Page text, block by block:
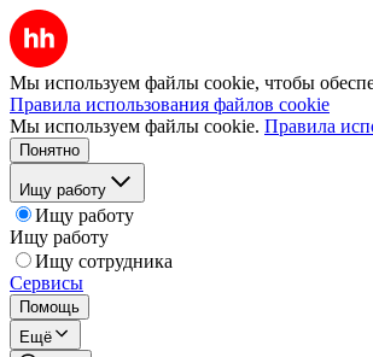
Мы используем файлы cookie, чтобы
Правила использования файлов cookie
Мы используем файлы cookie. Правила
Понятно
Ищу работу
Ищу работу
Ищу работу
Ищу сотрудника
Сервисы
Помощь
Ещё